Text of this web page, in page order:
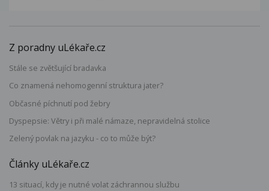
Z poradny uLékaře.cz
Stále se zvětšující bradavka
Co znamená nehomogenní struktura jater?
Občasné píchnutí pod žebry
Dyspepsie: Větry i při malé námaze, nepravidelná stolice
Zelený povlak na jazyku - co to může být?
Články uLékaře.cz
13 situací, kdy je nutné volat záchrannou službu